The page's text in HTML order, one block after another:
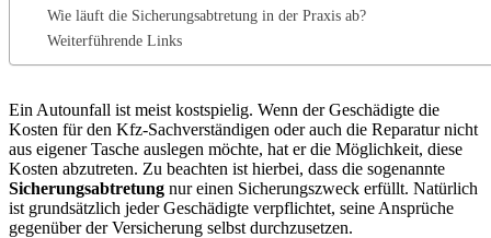
Wie läuft die Sicherungsabtretung in der Praxis ab?
Weiterführende Links
Ein Autounfall ist meist kostspielig. Wenn der Geschädigte die
Kosten für den Kfz-Sachverständigen oder auch die Reparatur nicht
aus eigener Tasche auslegen möchte, hat er die Möglichkeit, diese
Kosten abzutreten. Zu beachten ist hierbei, dass die sogenannte
Sicherungsabtretung nur einen Sicherungszweck erfüllt. Natürlich
ist grundsätzlich jeder Geschädigte verpflichtet, seine Ansprüche
gegenüber der Versicherung selbst durchzusetzen.